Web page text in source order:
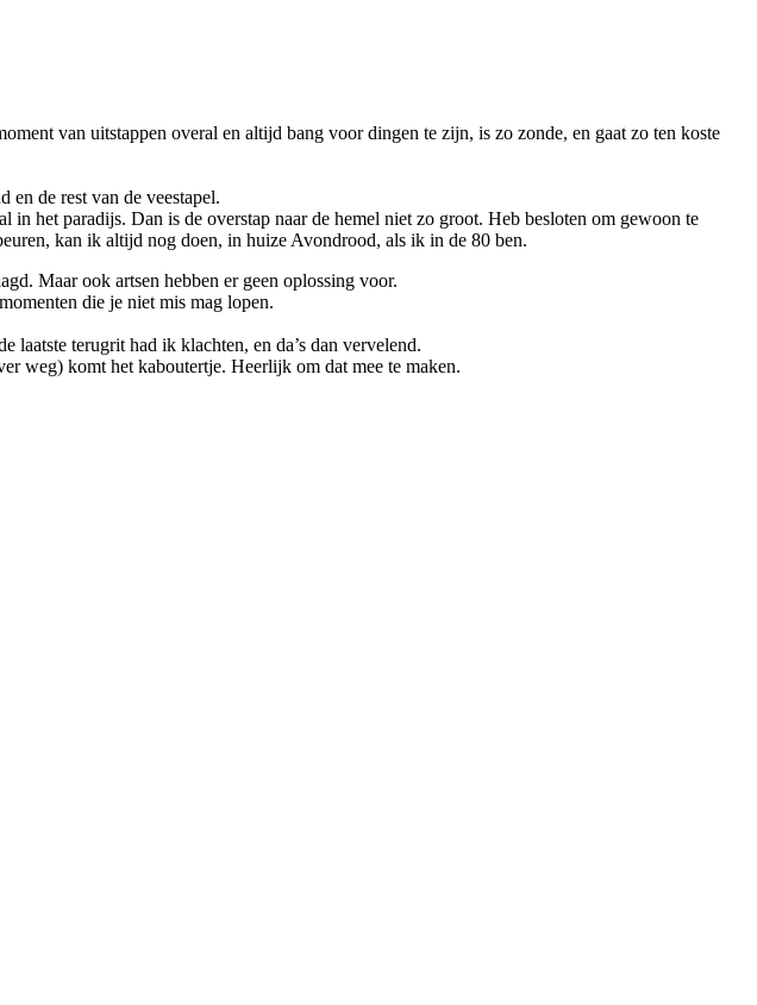
van uitstappen overal en altijd bang voor dingen te zijn, is zo zonde, en gaat zo ten koste
de rest van de veestapel.
het paradijs. Dan is de overstap naar de hemel niet zo groot. Heb besloten om gewoon te
kan ik altijd nog doen, in huize Avondrood, als ik in de 80 ben.
Maar ook artsen hebben er geen oplossing voor.
die je niet mis mag lopen.
laatste terugrit had ik klachten, en da’s dan vervelend.
weg) komt het kaboutertje. Heerlijk om dat mee te maken.